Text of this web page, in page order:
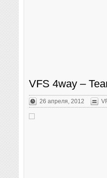
VFS 4way –
26 апреля, 2012